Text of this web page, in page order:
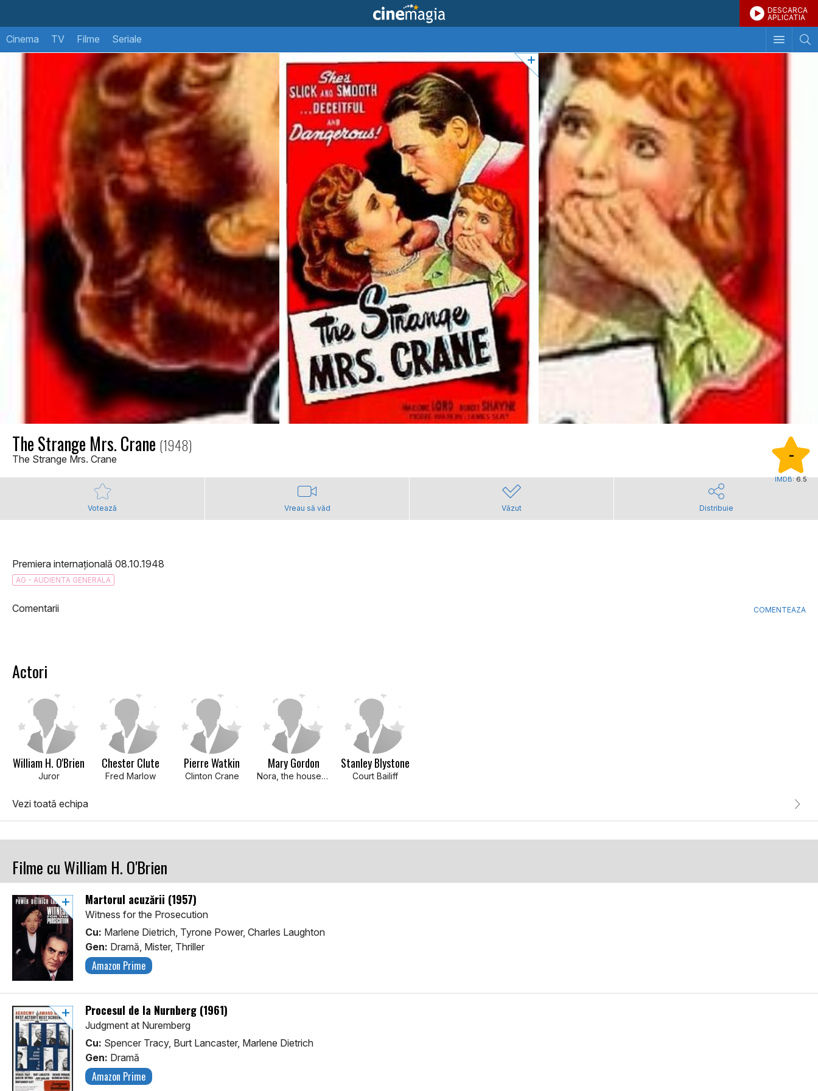
DESCARCA
APLICATIA
Cinema TV Filme Seriale
The Strange Mrs. Crane (1948)
The Strange Mrs. Crane -
IMDB:6.5
Votează Vreau să văd Văzut Distribuie
Premiera internațională 08.10.1948
AG - AUDIENTA GENERALA
Comentarii COMENTEAZA
Actori
William H. O'Brien
Juror
Chester Clute
Fred Marlow
Pierre Watkin
Clinton Crane
Mary Gordon
Nora, the housekeeper
Stanley Blystone
Court Bailiff
Vezi toată echipa
Filme cu William H. O'Brien
Martorul acuzării (1957)
Witness for the Prosecution
Cu: Marlene Dietrich, Tyrone Power, Charles Laughton
Gen: Dramă, Mister, Thriller
Amazon Prime
Procesul de la Nurnberg (1961)
Judgment at Nuremberg
Cu: Spencer Tracy, Burt Lancaster, Marlene Dietrich
Gen: Dramă
Amazon Prime